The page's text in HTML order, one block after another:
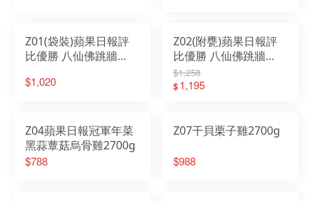
Z01(袋裝)蘋果日報評
比優勝 八仙佛跳牆
訪
$1,020
Z02(附甕)蘋果日報評
比優勝 八仙佛跳牆
2500g
$1,258
$1,195
Z04蘋果日報冠軍年菜
黑蒜蕈菇烏骨雞2700g
$788
Z07干貝栗子雞2700g
$988